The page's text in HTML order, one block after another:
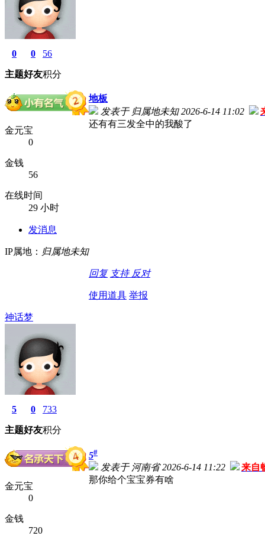
0
主题
0
好友
56
积分
金元宝
0
金钱
56
在线时间
29 小时
发消息
IP属地： 归属地未知
地板
发表于 归属地未知 2026-6-14 11:02
还有有三发全中的我酸了
回复 支持 反对
使用道具 举报
神话梦
5
主题
0
好友
733
积分
金元宝
0
金钱
720
5#
发表于 河南省 2026-6-14 11:22
来自
那你给个宝宝券有啥